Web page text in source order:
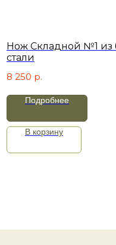
Нож Складной №1 из
стали
8 250 р.
Подробнее
В корзину